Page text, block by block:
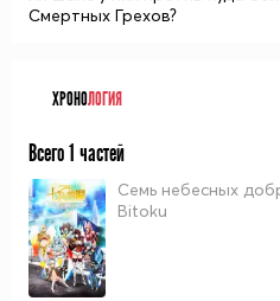
Смертных Грехов?
ХРОНОЛОГИЯ
Всего 1 частей
Семь небесных
Bitoku